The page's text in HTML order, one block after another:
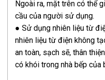
Ngoài ra, mặt trên có thể
cầu của người sử dụng.
● Sử dụng nhiên liệu từ
nhiên liệu từ điện không
an toàn, sạch sẽ, thân
có khói trong nhà bếp của